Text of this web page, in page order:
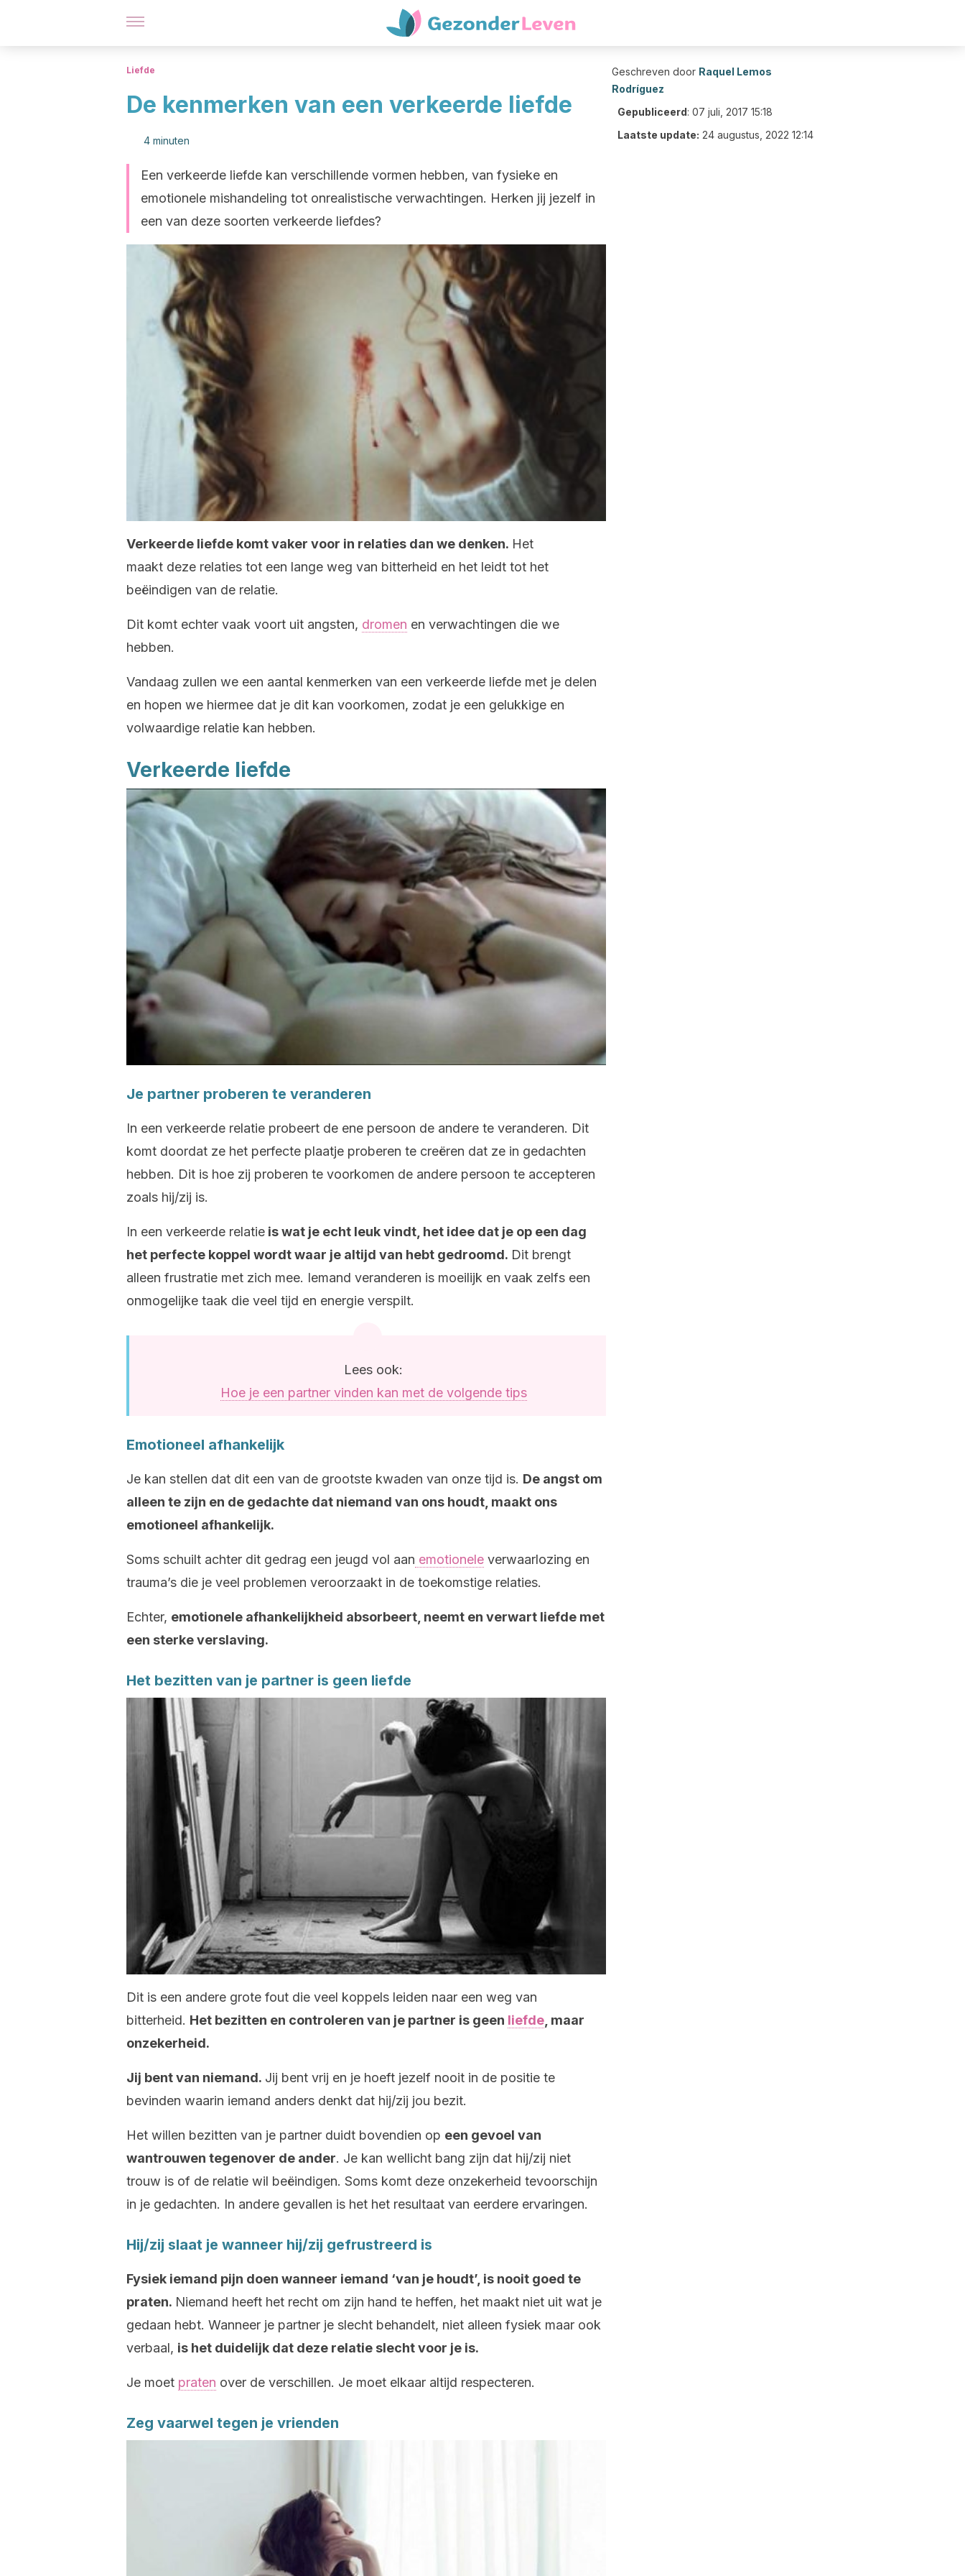
Liefde
De kenmerken van een verkeerde liefde
4 minuten
Een verkeerde liefde kan verschillende vormen hebben, van fysieke en
emotionele mishandeling tot onrealistische verwachtingen. Herken jij jezelf in
een van deze soorten verkeerde liefdes?
Verkeerde liefde komt vaker voor in relaties dan we denken. Het
maakt deze relaties tot een lange weg van bitterheid en het leidt tot het
beëindigen van de relatie.
Dit komt echter vaak voort uit angsten, dromen en verwachtingen die we
hebben.
Vandaag zullen we een aantal kenmerken van een verkeerde liefde met je delen
en hopen we hiermee dat je dit kan voorkomen, zodat je een gelukkige en
volwaardige relatie kan hebben.
Verkeerde liefde
Je partner proberen te veranderen
In een verkeerde relatie probeert de ene persoon de andere te veranderen. Dit
komt doordat ze het perfecte plaatje proberen te creëren dat ze in gedachten
hebben. Dit is hoe zij proberen te voorkomen de andere persoon te accepteren
zoals hij/zij is.
In een verkeerde relatie is wat je echt leuk vindt, het idee dat je op een dag
het perfecte koppel wordt waar je altijd van hebt gedroomd. Dit brengt
alleen frustratie met zich mee. Iemand veranderen is moeilijk en vaak zelfs een
onmogelijke taak die veel tijd en energie verspilt.
Lees ook:
Hoe je een partner vinden kan met de volgende tips
Emotioneel afhankelijk
Je kan stellen dat dit een van de grootste kwaden van onze tijd is. De angst om
alleen te zijn en de gedachte dat niemand van ons houdt, maakt ons
emotioneel afhankelijk.
Soms schuilt achter dit gedrag een jeugd vol aan emotionele verwaarlozing en
trauma’s die je veel problemen veroorzaakt in de toekomstige relaties.
Echter, emotionele afhankelijkheid absorbeert, neemt en verwart liefde met
een sterke verslaving.
Het bezitten van je partner is geen liefde
Dit is een andere grote fout die veel koppels leiden naar een weg van
bitterheid. Het bezitten en controleren van je partner is geen liefde , maar
onzekerheid.
Jij bent van niemand. Jij bent vrij en je hoeft jezelf nooit in de positie te
bevinden waarin iemand anders denkt dat hij/zij jou bezit.
Het willen bezitten van je partner duidt bovendien op een gevoel van
wantrouwen tegenover de ander. Je kan wellicht bang zijn dat hij/zij niet
trouw is of de relatie wil beëindigen. Soms komt deze onzekerheid tevoorschijn
in je gedachten. In andere gevallen is het het resultaat van eerdere ervaringen.
Hij/zij slaat je wanneer hij/zij gefrustreerd is
Fysiek iemand pijn doen wanneer iemand ‘van je houdt’, is nooit goed te
praten. Niemand heeft het recht om zijn hand te heffen, het maakt niet uit wat je
gedaan hebt. Wanneer je partner je slecht behandelt, niet alleen fysiek maar ook
verbaal, is het duidelijk dat deze relatie slecht voor je is.
Je moet praten over de verschillen. Je moet elkaar altijd respecteren.
Zeg vaarwel tegen je vrienden
Geschreven door Raquel Lemos
Rodríguez
Gepubliceerd: 07 juli, 2017 15:18
Laatste update: 24 augustus, 2022 12:14